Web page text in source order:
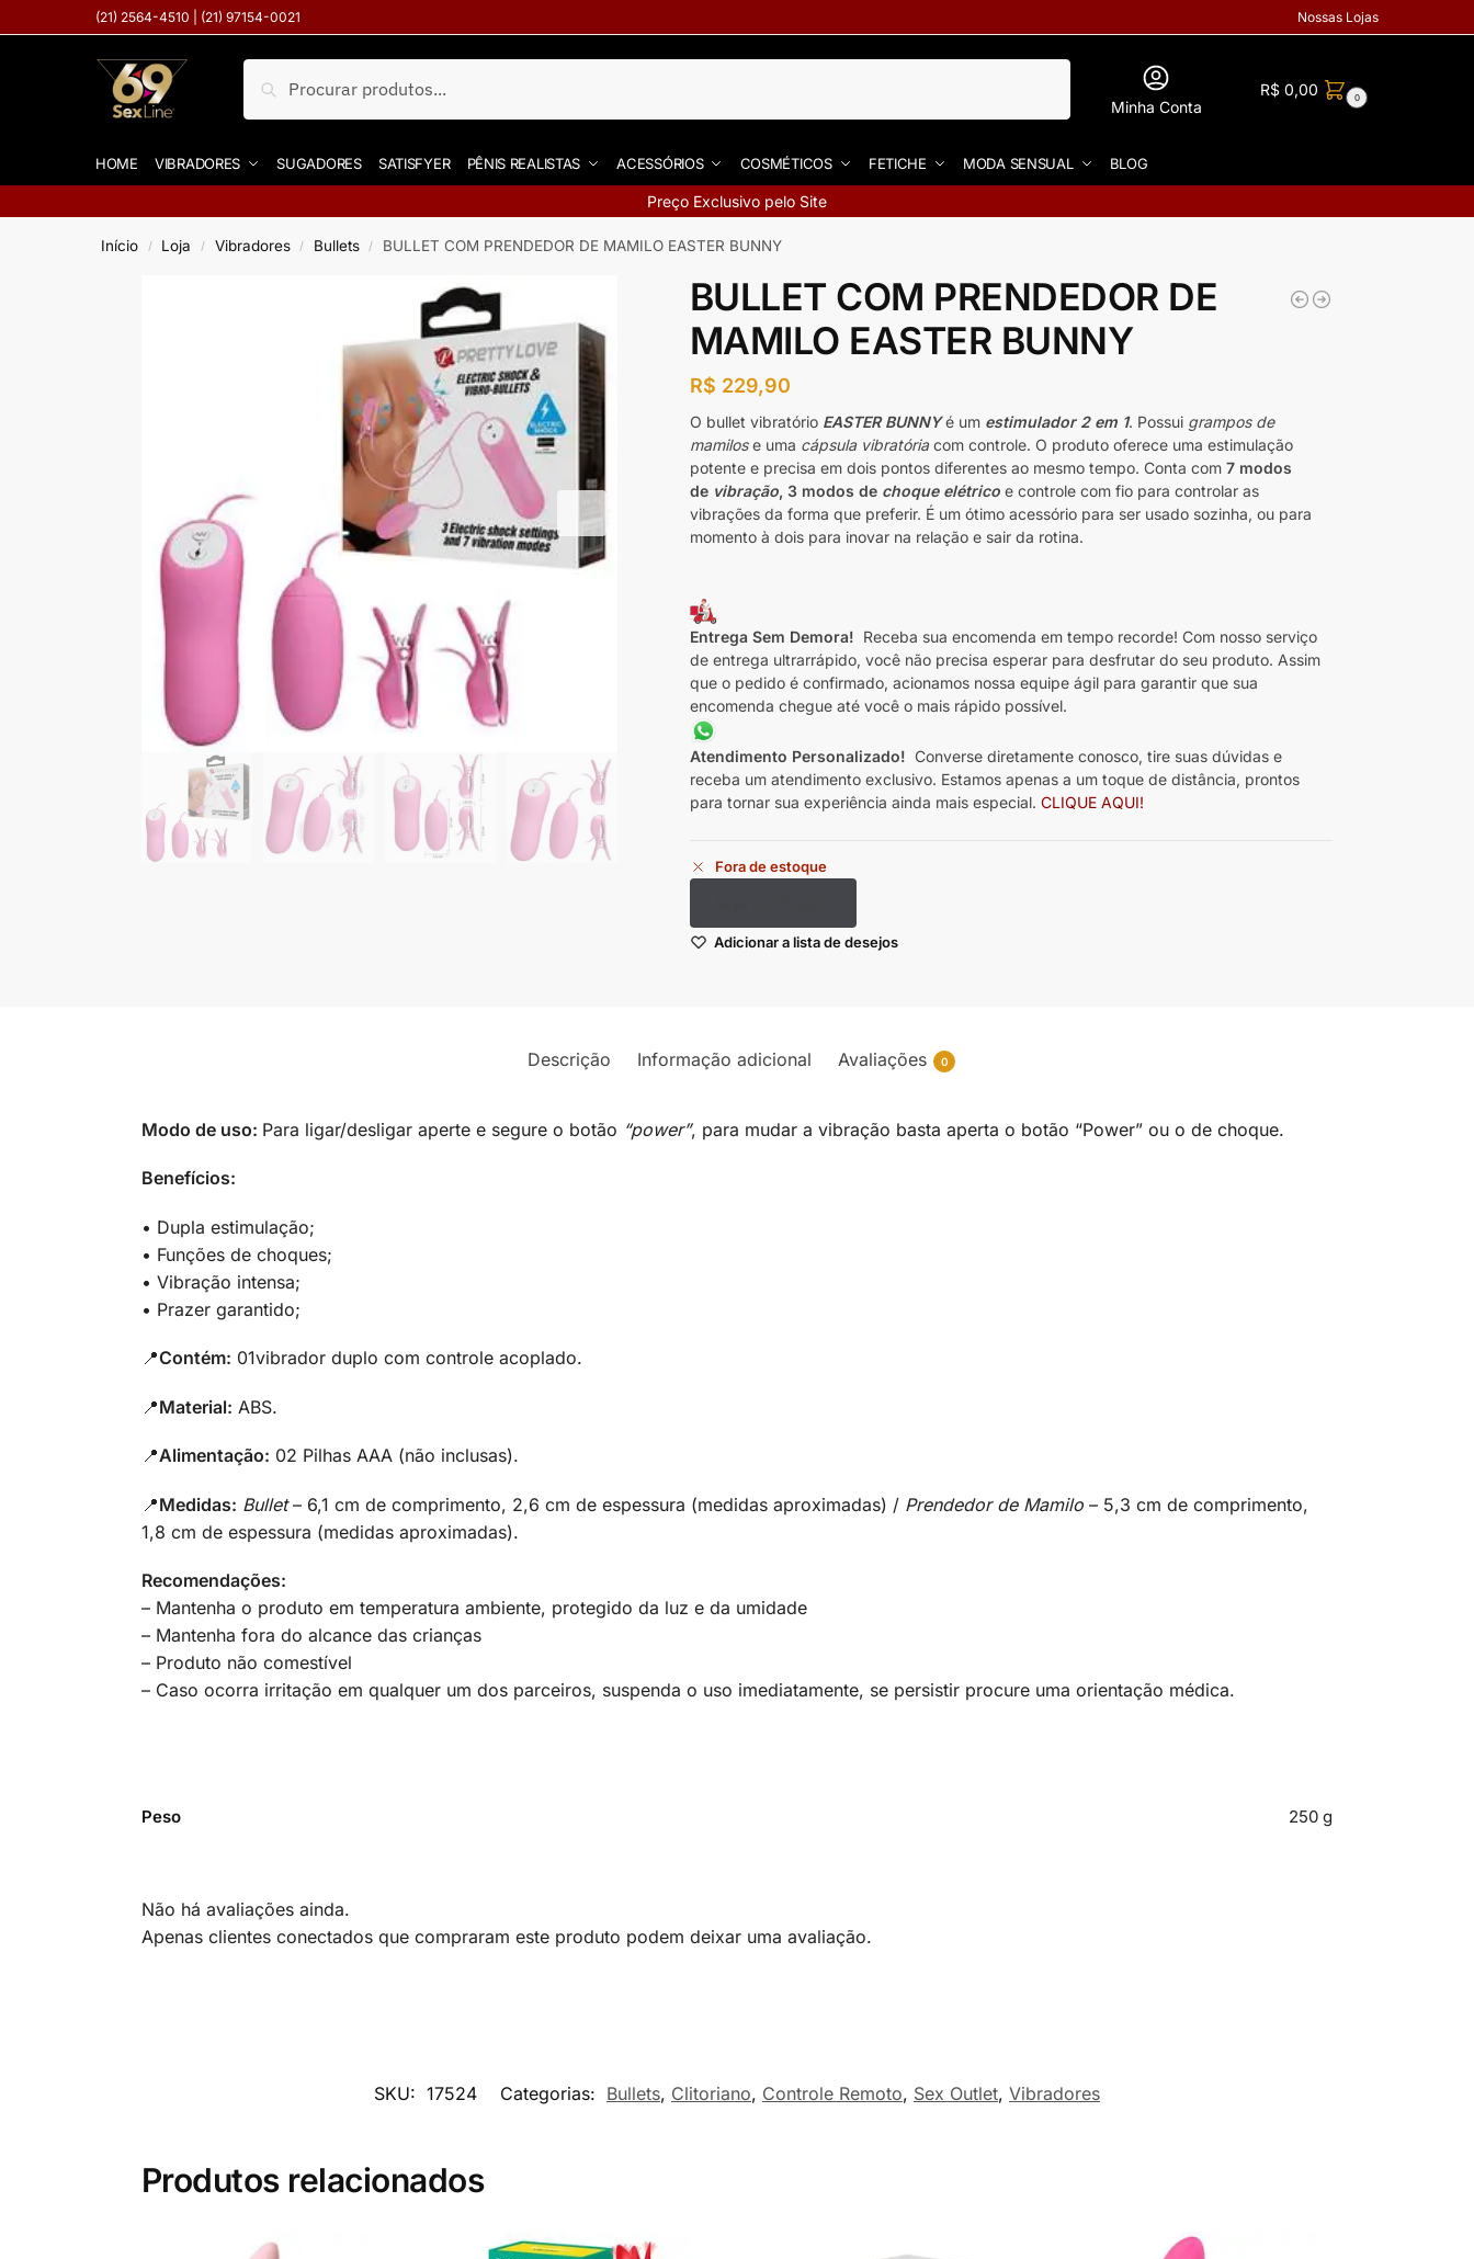
(21) 2564-4510 | (21) 97154-0021 Nossas Lojas
Pesquisar
Minha Conta
R$ 0,00 0
HOME VIBRADORES SUGADORES SATISFYER PÊNIS REALISTAS ACESSÓRIOS COSMÉTICOS FETICHE MODA SENSUAL BLOG
Preço Exclusivo pelo Site
Início / Loja / Vibradores / Bullets / BULLET COM PRENDEDOR DE MAMILO EASTER BUNNY
BULLET COM PRENDEDOR DE
MAMILO EASTER BUNNY
R$ 229,90
O bullet vibratório EASTER BUNNYé um estimulador 2 em 1. Possui grampos de
mamilose uma cápsula vibratóriacom controle. O produto oferece uma estimulação
potente e precisa em dois pontos diferentes ao mesmo tempo. Conta com 7 modos
de vibração, 3 modos de choque elétricoe controle com fio para controlar as
vibrações da forma que preferir. É um ótimo acessório para ser usado sozinha, ou para
momento à dois para inovar na relação e sair da rotina.
Entrega Sem Demora! Receba sua encomenda em tempo recorde! Com nosso serviço
de entrega ultrarrápido, você não precisa esperar para desfrutar do seu produto. Assim
que o pedido é confirmado, acionamos nossa equipe ágil para garantir que sua
encomenda chegue até você o mais rápido possível.
Atendimento Personalizado! Converse diretamente conosco, tire suas dúvidas e
receba um atendimento exclusivo. Estamos apenas a um toque de distância, prontos
para tornar sua experiência ainda mais especial. CLIQUE AQUI!
Fora de estoque
Adicionar a lista de desejos
Descrição Informação adicional Avaliações 0
Modo de uso: Para ligar/desligar aperte e segure o botão “power”, para mudar a vibração basta aperta o botão “Power” ou o de choque.
Benefícios:
• Dupla estimulação;
• Funções de choques;
• Vibração intensa;
• Prazer garantido;
📍Contém: 01vibrador duplo com controle acoplado.
📍Material: ABS.
📍Alimentação: 02 Pilhas AAA (não inclusas).
📍Medidas: Bullet– 6,1 cm de comprimento, 2,6 cm de espessura (medidas aproximadas) / Prendedor de Mamilo– 5,3 cm de comprimento,
1,8 cm de espessura (medidas aproximadas).
Recomendações:
– Mantenha o produto em temperatura ambiente, protegido da luz e da umidade
– Mantenha fora do alcance das crianças
– Produto não comestível
– Caso ocorra irritação em qualquer um dos parceiros, suspenda o uso imediatamente, se persistir procure uma orientação médica.
Peso 250 g
Não há avaliações ainda.
Apenas clientes conectados que compraram este produto podem deixar uma avaliação.
SKU: 17524 Categorias: Bullets, Clitoriano, Controle Remoto, Sex Outlet, Vibradores
Produtos relacionados